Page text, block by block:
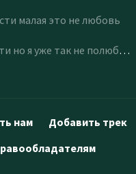
малая это не любовь
но я уже так не полюблю
нам
Добавить трек